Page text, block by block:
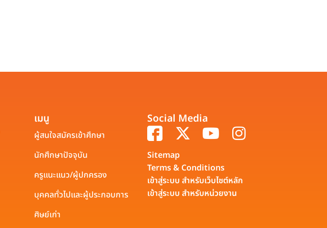
เมนู
ผู้สนใจสมัครเข้าศึกษา
นักศึกษาปัจจุบัน
ครูแนะแนว/ผู้ปกครอง
บุคคลทั่วไปและผู้ประกอบการ
ศิษย์เก่า
Social Media
Sitemap
Terms & Conditions
เข้าสู่ระบบ สำหรับเว็บไซต์หลัก
เข้าสู่ระบบ สำหรับหน่วยงาน